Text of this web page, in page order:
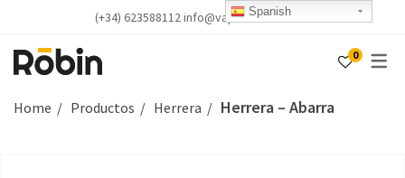
(+34) 623588112 info@vapealicante.com
0
Home Productos Herrera Herrera – Abarra
Spanish